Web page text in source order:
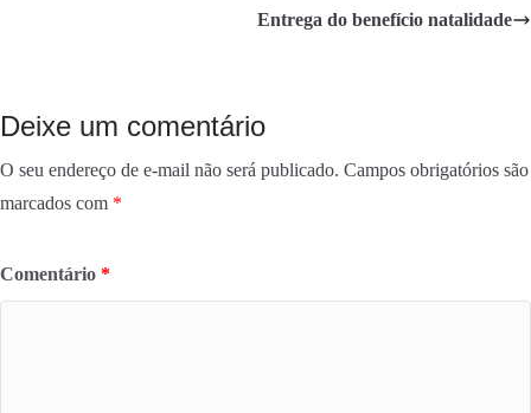
Entrega do benefício natalidade
Deixe um comentário
O seu endereço de e-mail não será publicado. Campos obrigatórios são
marcados com *
Comentário *